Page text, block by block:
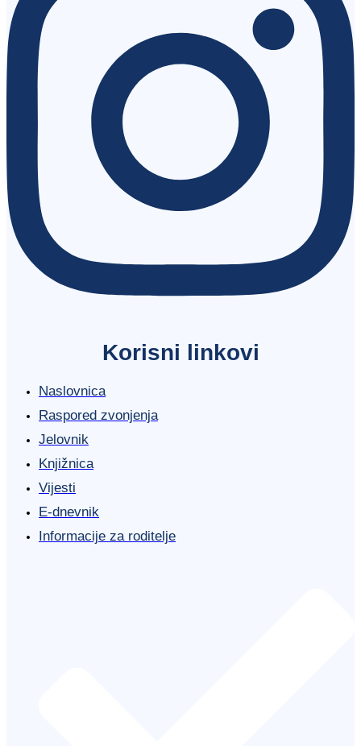
Korisni linkovi
Naslovnica
Raspored zvonjenja
Jelovnik
Knjižnica
Vijesti
E-dnevnik
Informacije za roditelje